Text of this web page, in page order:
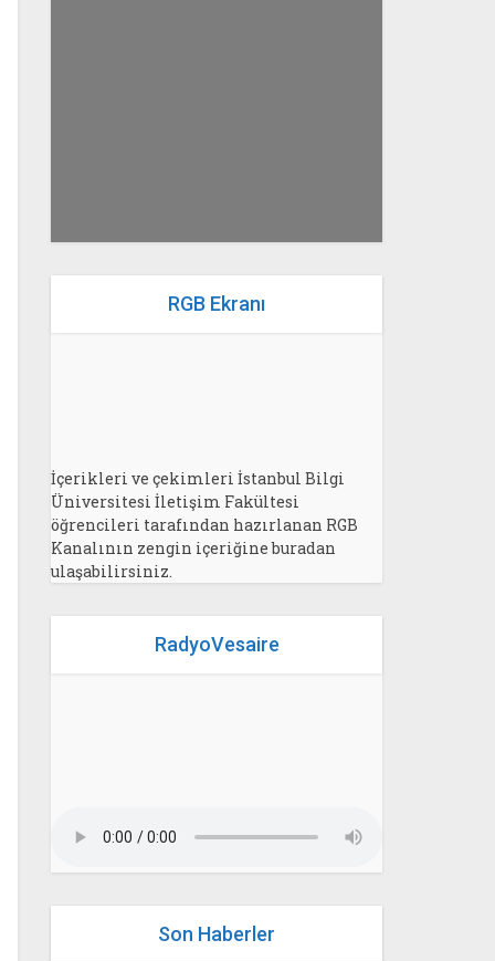
RGB Ekranı
İçerikleri ve çekimleri İstanbul Bilgi
Üniversitesi İletişim Fakültesi
öğrencileri tarafından hazırlanan RGB
Kanalının zengin içeriğine buradan
ulaşabilirsiniz.
RadyoVesaire
Son Haberler